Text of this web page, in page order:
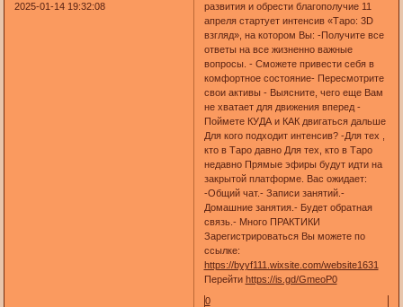
2025-01-14 19:32:08
развития и обрести благополучие 11
апреля стартует интенсив «Таро: 3D
взгляд», на котором Вы: -Получите все
ответы на все жизненно важные
вопросы. - Сможете привести себя в
комфортное состояние- Пересмотрите
свои активы - Выясните, чего еще Вам
не хватает для движения вперед -
Поймете КУДА и КАК двигаться дальше
Для кого подходит интенсив? -Для тех ,
кто в Таро давно Для тех, кто в Таро
недавно Прямые эфиры будут идти на
закрытой платформе. Вас ожидает:
-Общий чат.- Записи занятий.-
Домашние занятия.- Будет обратная
связь.- Много ПРАКТИКИ
Зарегистрироваться Вы можете по
ссылке:
https://byyf111.wixsite.com/website1631
Перейти https://is.gd/GmeoP0
0